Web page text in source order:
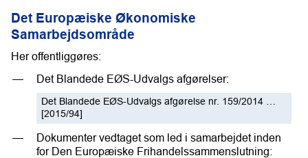
Det Europæiske Økonomiske
Samarbejdsområde
Her offentliggøres:
Det Blandede EØS-Udvalgs afgørelser:
Det Blandede EØS-Udvalgs afgørelse nr. 159/2014 …
[2015/94]
Dokumenter vedtaget som led i samarbejdet inden
for Den Europæiske Frihandelssammenslutning: